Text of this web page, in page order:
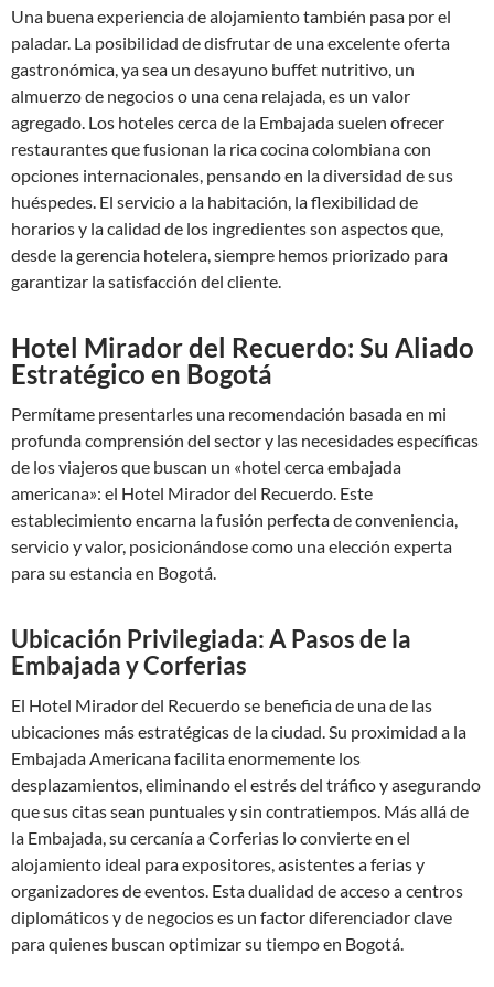
Una buena experiencia de alojamiento también pasa por el
paladar. La posibilidad de disfrutar de una excelente oferta
gastronómica, ya sea un desayuno buffet nutritivo, un
almuerzo de negocios o una cena relajada, es un valor
agregado. Los hoteles cerca de la Embajada suelen ofrecer
restaurantes que fusionan la rica cocina colombiana con
opciones internacionales, pensando en la diversidad de sus
huéspedes. El servicio a la habitación, la flexibilidad de
horarios y la calidad de los ingredientes son aspectos que,
desde la gerencia hotelera, siempre hemos priorizado para
garantizar la satisfacción del cliente.
Hotel Mirador del Recuerdo: Su Aliado
Estratégico en Bogotá
Permítame presentarles una recomendación basada en mi
profunda comprensión del sector y las necesidades específicas
de los viajeros que buscan un «hotel cerca embajada
americana»: el Hotel Mirador del Recuerdo. Este
establecimiento encarna la fusión perfecta de conveniencia,
servicio y valor, posicionándose como una elección experta
para su estancia en Bogotá.
Ubicación Privilegiada: A Pasos de la
Embajada y Corferias
El Hotel Mirador del Recuerdo se beneficia de una de las
ubicaciones más estratégicas de la ciudad. Su proximidad a la
Embajada Americana facilita enormemente los
desplazamientos, eliminando el estrés del tráfico y asegurando
que sus citas sean puntuales y sin contratiempos. Más allá de
la Embajada, su cercanía a Corferias lo convierte en el
alojamiento ideal para expositores, asistentes a ferias y
organizadores de eventos. Esta dualidad de acceso a centros
diplomáticos y de negocios es un factor diferenciador clave
para quienes buscan optimizar su tiempo en Bogotá.